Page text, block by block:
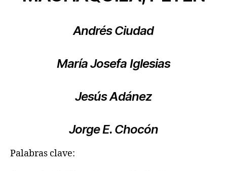
Andrés Ciudad
María Josefa Iglesias
Jesús Adánez
Jorge E. Chocón
Palabras clave: